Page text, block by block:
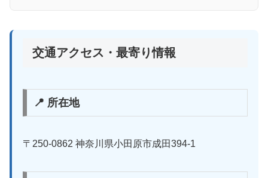
交通アクセス・最寄り情報
📍 所在地
〒250-0862 神奈川県小田原市成田394-1